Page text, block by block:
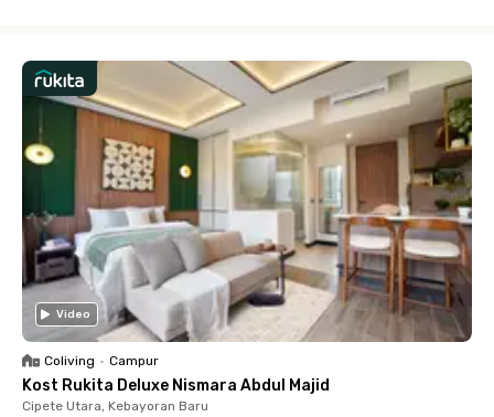
Video
Coliving • Campur
Kost Rukita Deluxe Nismara Abdul Majid
Cipete Utara, Kebayoran Baru